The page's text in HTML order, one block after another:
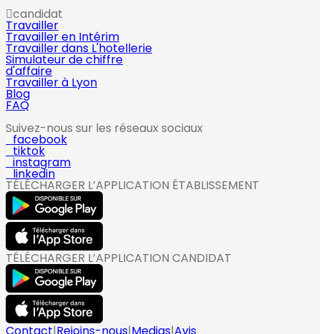
candidat
Travailler
Travailler en Intérim
Travailler dans L'hotellerie
Simulateur de chiffre
d'affaire
Travailler à Lyon
Blog
FAQ
Suivez-nous sur les réseaux sociaux
facebook
tiktok
instagram
linkedin
TÉLÉCHARGER L’APPLICATION ÉTABLISSEMENT
TÉLÉCHARGER L’APPLICATION CANDIDAT